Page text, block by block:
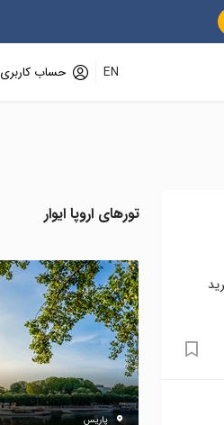
EN حساب کاربری
تورهای اروپا ایوار
پاریس